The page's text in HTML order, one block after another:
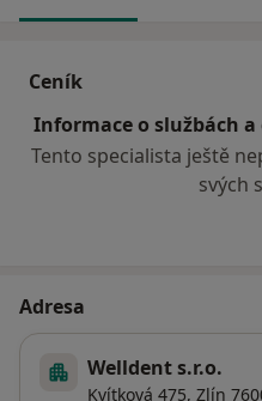
Ceník
Informace o službách
Tento specialista ještě
svých
Adresa
Welldent s.r.o.
Kvítková 475, Zlín